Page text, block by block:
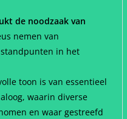
de noodzaak van
nemen van
in het
toon is van essentieel
waarin diverse
en waar gestreefd